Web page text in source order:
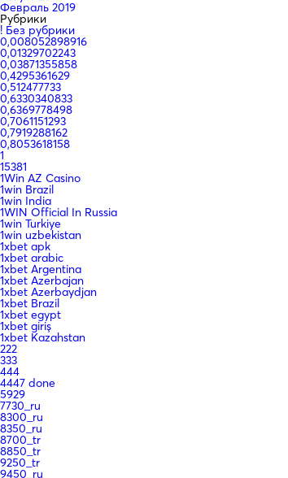
Февраль 2019
Рубрики
! Без рубрики
0,008052898916
0,01329702243
0,03871355858
0,4295361629
0,512477733
0,6330340833
0,6369778498
0,7061151293
0,7919288162
0,8053618158
1
15381
1Win AZ Casino
1win Brazil
1win India
1WIN Official In Russia
1win Turkiye
1win uzbekistan
1xbet apk
1xbet arabic
1xbet Argentina
1xbet Azerbajan
1xbet Azerbaydjan
1xbet Brazil
1xbet egypt
1xbet giriş
1xbet Kazahstan
222
333
444
4447 done
5929
7730_ru
8300_ru
8350_ru
8700_tr
8850_tr
9250_tr
9450_ru